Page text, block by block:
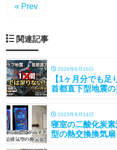
« Prev
関連記事
2026年6月10日
【1ヶ月分でも
首都直下型地震
2023年9月14日
寝室の二酸化炭
型の熱交換換気